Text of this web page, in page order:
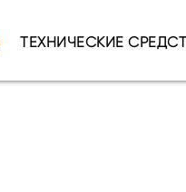
ТЕХНИЧЕСКИЕ